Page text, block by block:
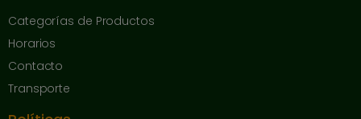
Categorías de Productos
Horarios
Contacto
Transporte